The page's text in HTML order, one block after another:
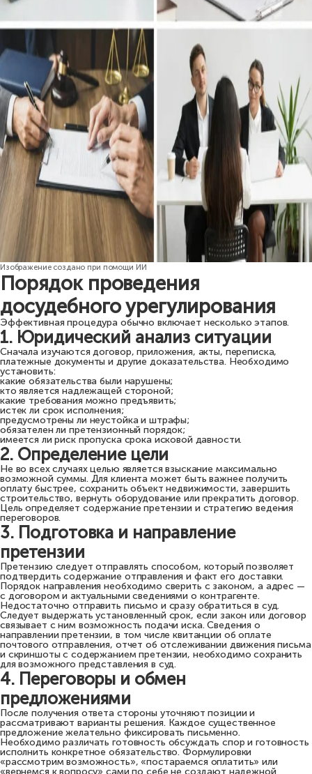
Изображение создано при помощи ИИ
Порядок проведения
досудебного урегулирования
Эффективная процедура обычно включает несколько этапов.
1. Юридический анализ ситуации
Сначала изучаются договор, приложения, акты, переписка,
платежные документы и другие доказательства. Необходимо
установить:
какие обязательства были нарушены;
кто является надлежащей стороной;
какие требования можно предъявить;
истек ли срок исполнения;
предусмотрены ли неустойка и штрафы;
обязателен ли претензионный порядок;
имеется ли риск пропуска срока исковой давности.
2. Определение цели
Не во всех случаях целью является взыскание максимально
возможной суммы. Для клиента может быть важнее получить
оплату быстрее, сохранить объект недвижимости, завершить
строительство, вернуть оборудование или прекратить договор.
Цель определяет содержание претензии и стратегию ведения
переговоров.
3. Подготовка и направление
претензии
Претензию следует отправлять способом, который позволяет
подтвердить содержание отправления и факт его доставки.
Порядок направления необходимо сверить с законом, а адрес —
с договором и актуальными сведениями о контрагенте.
Недостаточно отправить письмо и сразу обратиться в суд.
Следует выдержать установленный срок, если закон или договор
связывает с ним возможность подачи иска. Сведения о
направлении претензии, в том числе квитанции об оплате
почтового отправления, отчет об отслеживании движения письма
и скриншоты с содержанием претензии, необходимо сохранить
для возможного представления в суд.
4. Переговоры и обмен
предложениями
После получения ответа стороны уточняют позиции и
рассматривают варианты решения. Каждое существенное
предложение желательно фиксировать письменно.
Необходимо различать готовность обсуждать спор и готовность
исполнить конкретное обязательство. Формулировки
«рассмотрим возможность», «постараемся оплатить» или
«вернемся к вопросу» сами по себе не создают надежной